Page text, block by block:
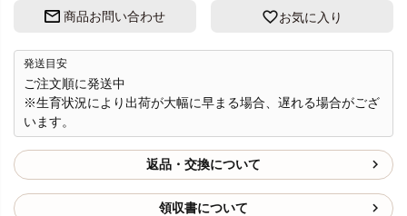
商品お問い合わせ お気に入り
発送目安
ご注文順に発送中
※生育状況により出荷が大幅に早まる場合、遅れる場合がござ
います。
返品・交換について
領収書について